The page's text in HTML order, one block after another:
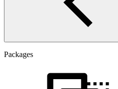
Packages